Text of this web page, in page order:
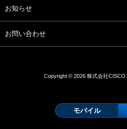
お知らせ
お問い合わせ
Copyright © 2026 株式会社CISCO
モバイル